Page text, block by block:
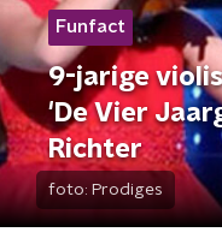
Funfact
9-jarige
'De Vier
Richter
foto: Prodiges